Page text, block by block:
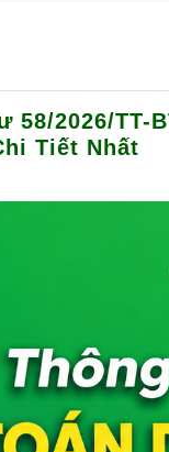
58/2026/TT-
Tiết Nhất